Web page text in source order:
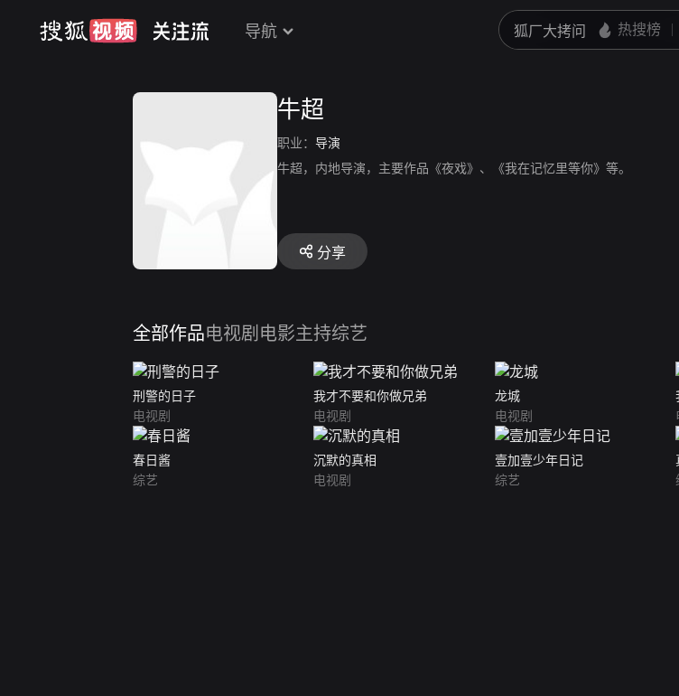
导航
牛超
职业： 导演
牛超，内地导演，主要作品《夜戏》、《我在记忆里等你》等。
分享
全部作品电视剧 电影主持综艺
刑警的日子
电视剧
我才不要和你做兄弟
电视剧
龙城
电视剧
春日酱
综艺
沉默的真相
电视剧
壹加壹少年日记
综艺